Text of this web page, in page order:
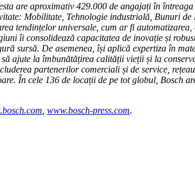
are aproximativ 429.000 de angajați în
Mobilitate, Tehnologie industrială, Bunuri
tendințelor universale, cum ar fi
îi consolidează capacitatea de inovație și
sursă. De asemenea, își aplică expertiza în
ajute la îmbunătățirea calității vieții și la
partenerilor comerciali și de service,
În cele 136 de locații de pe tot globul, Bosch
www.bosch-press.com.